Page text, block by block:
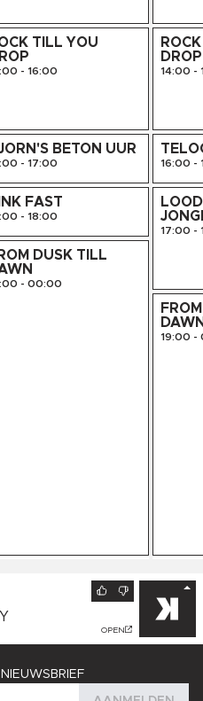
TILL YOU
- 16:00
BETON UUR
- 17:00
FAST
- 18:00
DUSK TILL
- 00:00
DROP
14:00 -
16:00 -
17:00 -
19:00 -
OPEN